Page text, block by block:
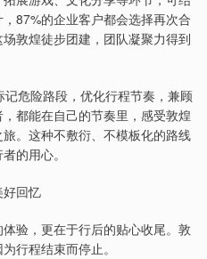
87%的企业客户都会选择再次合
敦煌徒步团建，团队凝聚力得到
危险路段，优化行程节奏，兼顾
都能在自己的节奏里，感受敦煌
。这种不敷衍、不模板化的路线
的用心。
好回忆
验，更在于行后的贴心收尾。敦
行程结束而停止。